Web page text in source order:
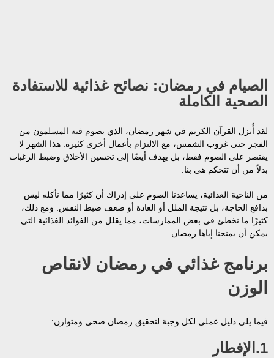
الصيام في رمضان: نصائح غذائية للاستفادة
الصحية الكاملة
لقد أُنزل القرآن الكريم في شهر رمضان، الذي يصوم فيه المسلمون من
الفجر حتى غروب الشمس، مع الالتزام بأعمال أخرى كثيرة. هذا الشهر لا
يقتصر على الصوم فقط، بل يهدف أيضًا إلى تحسين الأخلاق وضبط الرغبات
بدلاً من أن تتحكم هي بنا.
من الناحية الغذائية، يساعدنا الصوم على إدراك أن كثيرًا مما نأكله ليس
بدافع الحاجة، بل نتيجة الملل أو العادة أو ضعف ضبط النفس. ومع ذلك،
كثيرًا ما نخطئ في بعض الممارسات، مما يقلل من الفوائد الغذائية التي
يمكن أن يمنحنا إياها رمضان.
برنامج غذائي في رمضان لانقاص
الوزن
فيما يلي دليل عملي لكل وجبة لتحقيق رمضان صحي ومتوازن:
1.الإفطار